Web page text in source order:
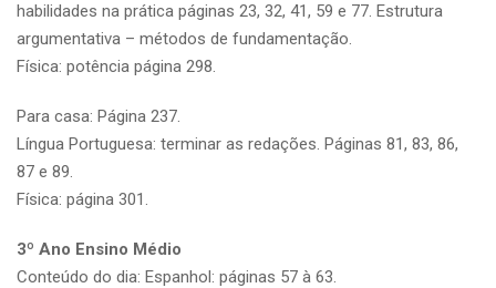
habilidades na prática páginas 23, 32, 41, 59 e 77. Estrutura
argumentativa – métodos de fundamentação.
Física: potência página 298.
Para casa: Página 237.
Língua Portuguesa: terminar as redações. Páginas 81, 83, 86,
87 e 89.
Física: página 301.
3º Ano Ensino Médio
Conteúdo do dia: Espanhol: páginas 57 à 63.